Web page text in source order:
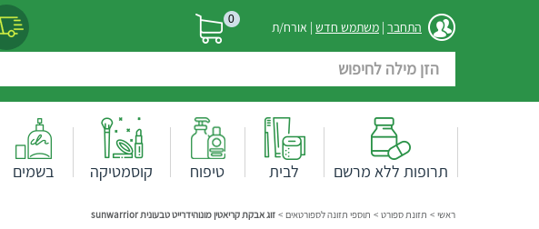
התחבר | משתמש חדש | אורח/ת 0
תרופות ללא מרשם לבית טיפוח קוסמטיקה בשמים
ראשי > תזונת ספורט > תוספי תזונה לספורטאים > זוג אבקת קריאטין מונוהידרייט טבעונית sunwarrior